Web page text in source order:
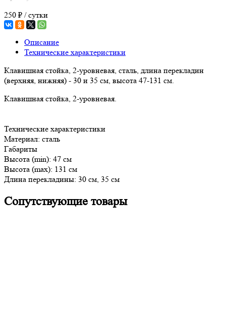
250 ₽ / сутки
Описание
Технические характеристики
Клавишная стойка, 2-уровневая, сталь, длина перекладин
(верхняя, нижняя) - 30 и 35 см, высота 47-131 см.
Клавишная стойка, 2-уровневая.
Технические характеристики
Материал: сталь
Габариты
Высота (min): 47 см
Высота (max): 131 см
Длина перекладины: 30 см, 35 см
Сопутствующие товары